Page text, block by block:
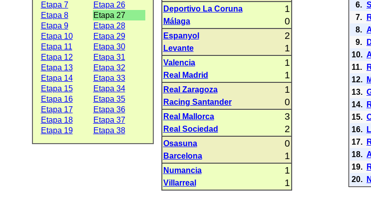
Etapa 7
Etapa 26
Etapa 8
Etapa 27
Etapa 9
Etapa 28
Etapa 10
Etapa 29
Etapa 11
Etapa 30
Etapa 12
Etapa 31
Etapa 13
Etapa 32
Etapa 14
Etapa 33
Etapa 15
Etapa 34
Etapa 16
Etapa 35
Etapa 17
Etapa 36
Etapa 18
Etapa 37
Etapa 19
Etapa 38
Deportivo La Coruna 1
Málaga 0
Espanyol 2
Levante 1
Valencia 1
Real Madrid 1
Real Zaragoza 1
Racing Santander 0
Real Mallorca 3
Real Sociedad 2
Osasuna 0
Barcelona 1
Numancia 1
Villarreal 1
6.
7.
8.
9.
10.
11.
12.
13.
14.
15.
16.
17.
18.
19.
20.